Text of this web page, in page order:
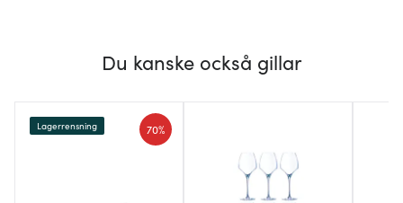
Du kanske också gillar
70%
Lagerrensning